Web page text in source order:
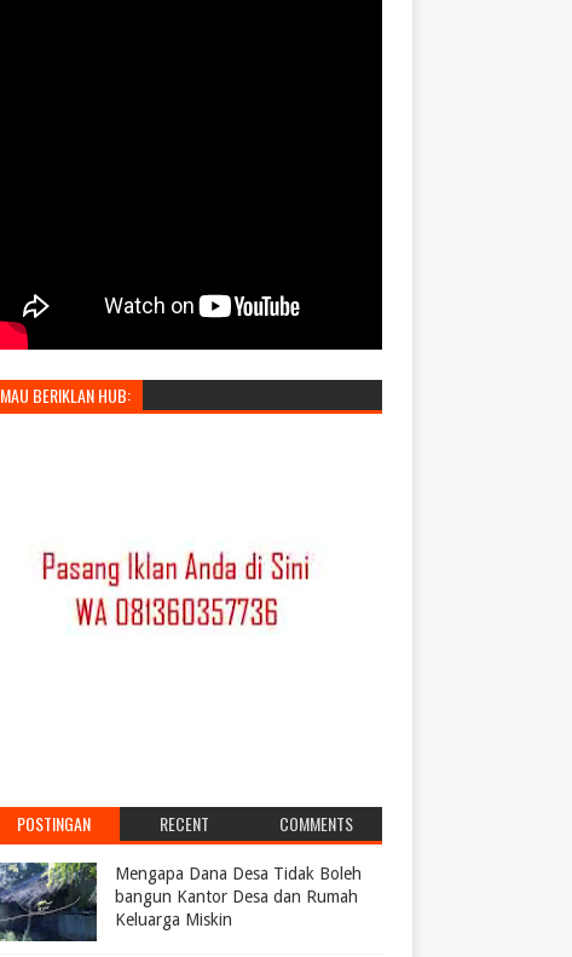
MAU BERIKLAN HUB:
POSTINGAN
POPULER
RECENT COMMENTS
Mengapa Dana Desa Tidak Boleh
bangun Kantor Desa dan Rumah
Keluarga Miskin